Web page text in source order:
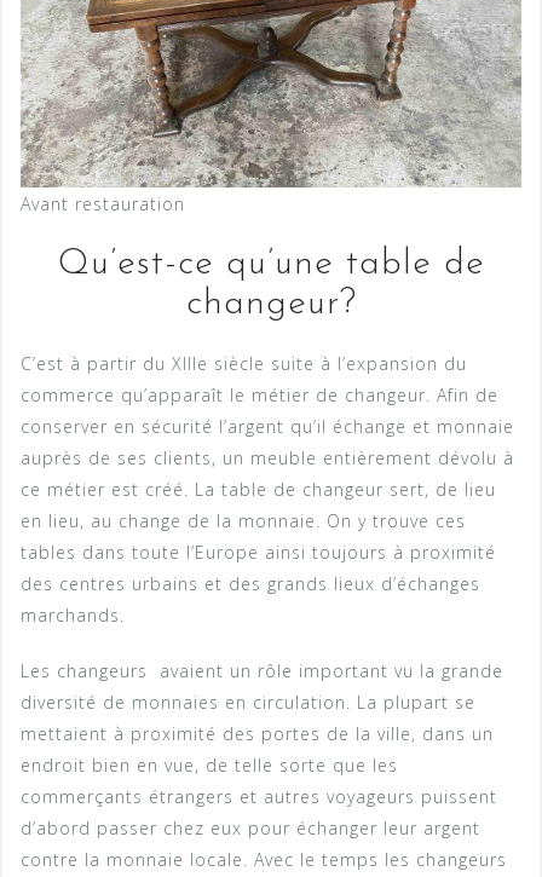
Avant restauration
Qu’est-ce qu’une table de
changeur?
C’est à partir du XIIIe siècle suite à l’expansion du
commerce qu’apparaît le métier de changeur. Afin de
conserver en sécurité l’argent qu’il échange et monnaie
auprès de ses clients, un meuble entièrement dévolu à
ce métier est créé. La table de changeur sert, de lieu
en lieu, au change de la monnaie. On y trouve ces
tables dans toute l’Europe ainsi toujours à proximité
des centres urbains et des grands lieux d’échanges
marchands.
Les changeurs avaient un rôle important vu la grande
diversité de monnaies en circulation. La plupart se
mettaient à proximité des portes de la ville, dans un
endroit bien en vue, de telle sorte que les
commerçants étrangers et autres voyageurs puissent
d’abord passer chez eux pour échanger leur argent
contre la monnaie locale. Avec le temps les changeurs